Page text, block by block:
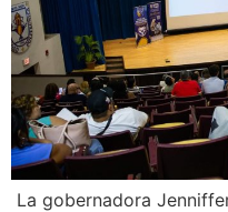
La gobernadora